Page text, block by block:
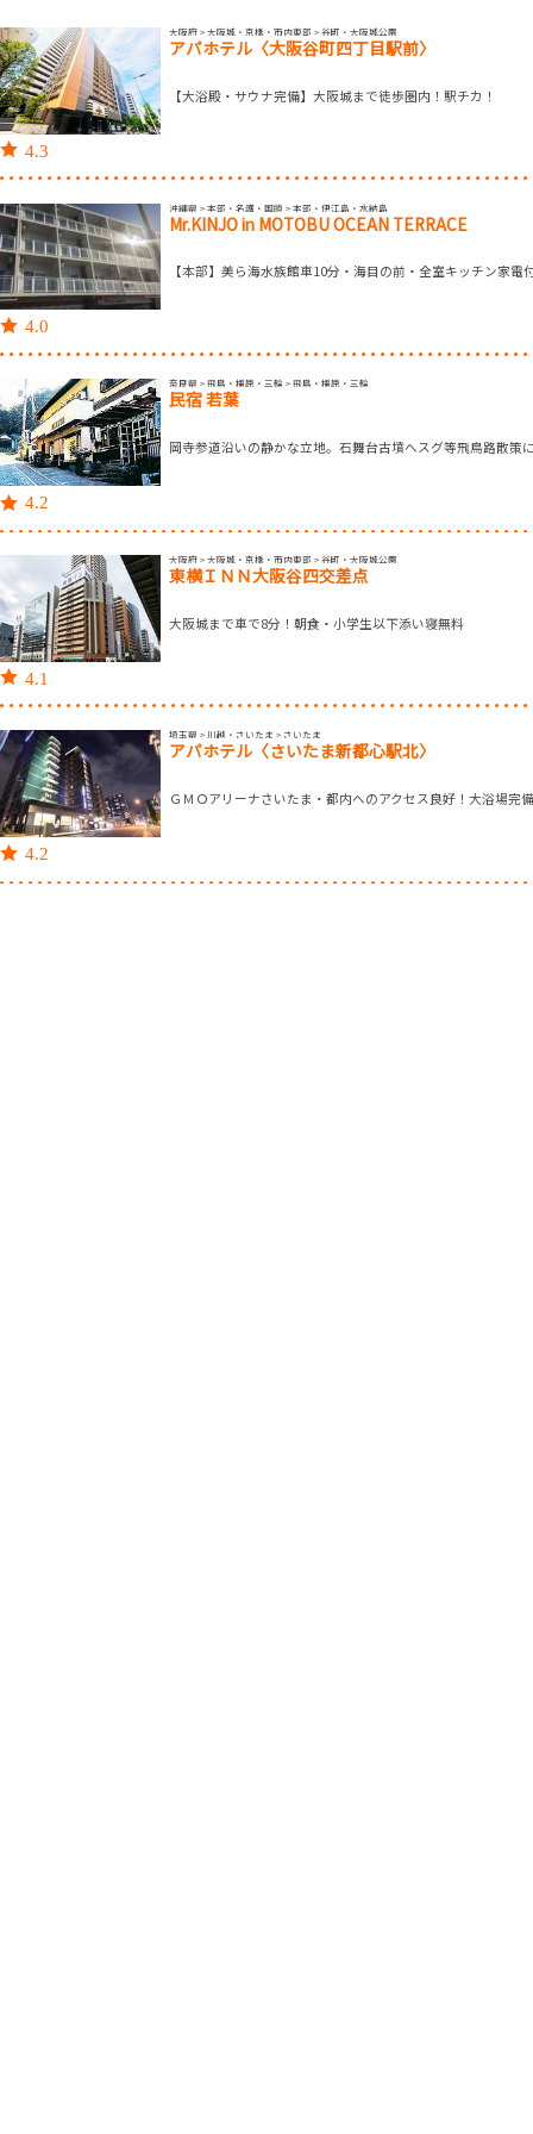
4.3
大阪府 > 大阪城・京橋・市内東部 > 谷町・大阪城公園
アパホテル〈大阪谷町四丁目駅前〉
【大浴殿・サウナ完備】大阪城まで徒歩圏内！駅チカ！
4.0
沖縄県 > 本部・名護・国頭 > 本部・伊江島・水納島
Mr.KINJO in MOTOBU OCEAN TERRACE
【本部】美ら海水族館車10分・海目の前・全室キッチン家電
4.2
奈良県 > 飛鳥・橿原・三輪 > 飛鳥・橿原・三輪
民宿 若葉
岡寺参道沿いの静かな立地。石舞台古墳へスグ等飛鳥路散策
4.1
大阪府 > 大阪城・京橋・市内東部 > 谷町・大阪城公園
東横ＩＮＮ大阪谷四交差点
大阪城まで車で8分！朝食・小学生以下添い寝無料
4.2
埼玉県 > 川越・さいたま > さいたま
アパホテル〈さいたま新都心駅北〉
ＧＭＯアリーナさいたま・都内へのアクセス良好！大浴場完